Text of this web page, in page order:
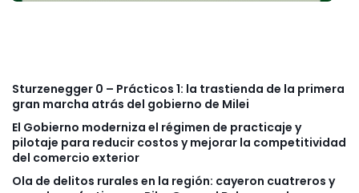
Sturzenegger 0 – Prácticos 1: la trastienda de la primera
gran marcha atrás del gobierno de Milei
El Gobierno moderniza el régimen de practicaje y
pilotaje para reducir costos y mejorar la competitividad
del comercio exterior
Ola de delitos rurales en la región: cayeron cuatreros y